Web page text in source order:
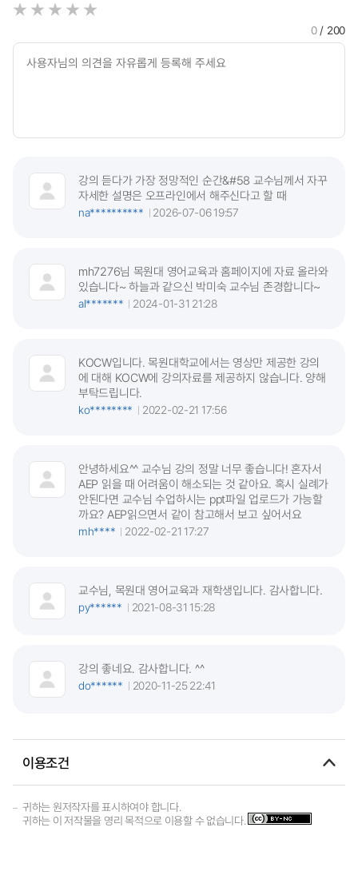
0/ 200
강의 듣다가 가장 정망적인 순간&#58 교수님께서 자꾸
자세한 설명은 오프라인에서 해주신다고 할 때
na**********
2026-07-06 19:57
mh7276님 목원대 영어교육과 홈페이지에 자료 올라와
있습니다~ 하늘과 같으신 박미숙 교수님 존경합니다~
al*******
2024-01-31 21:28
KOCW입니다. 목원대학교에서는 영상만 제공한 강의
에 대해 KOCW에 강의자료를 제공하지 않습니다. 양해
부탁드립니다.
ko********
2022-02-21 17:56
안녕하세요^^ 교수님 강의 정말 너무 좋습니다! 혼자서
AEP 읽을 때 어려움이 해소되는 것 같아요. 혹시 실례가
안된다면 교수님 수업하시는 ppt파일 업로드가 가능할
까요? AEP읽으면서 같이 참고해서 보고 싶어서요
mh****
2022-02-21 17:27
교수님, 목원대 영어교육과 재학생입니다. 감사합니다.
py******
2021-08-31 15:28
강의 좋네요. 감사합니다. ^^
do******
2020-11-25 22:41
이용조건
귀하는 원저작자를 표시하여야 합니다.
귀하는 이 저작물을 영리 목적으로 이용할 수 없습니다.